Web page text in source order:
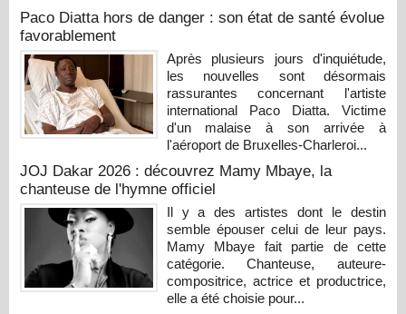
Paco Diatta hors de danger : son état de santé évolue
favorablement
Après plusieurs jours d'inquiétude,
les nouvelles sont désormais
rassurantes concernant l'artiste
international Paco Diatta. Victime
d'un malaise à son arrivée à
l'aéroport de Bruxelles-Charleroi...
JOJ Dakar 2026 : découvrez Mamy Mbaye, la
chanteuse de l'hymne officiel
Il y a des artistes dont le destin
semble épouser celui de leur pays.
Mamy Mbaye fait partie de cette
catégorie. Chanteuse, auteure-
compositrice, actrice et productrice,
elle a été choisie pour...